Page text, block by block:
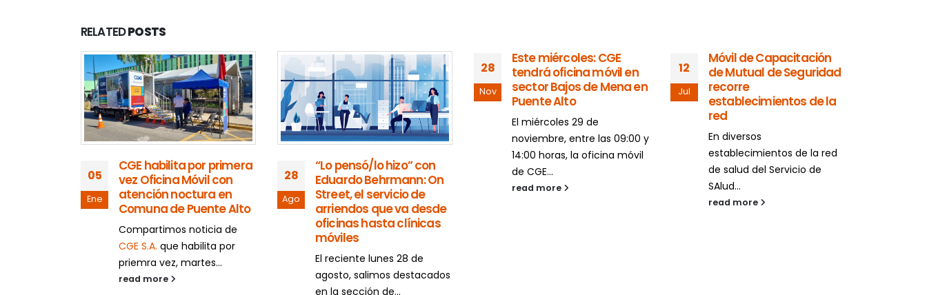
RELATEDPOSTS
05
Ene
CGE habilita por primera
vez Oficina Móvil con
atención noctura en
Comuna de Puente Alto
Compartimos noticia de
CGE S.A. que habilita por
priemra vez, martes...
read more
28
Ago
“Lo pensó/lo hizo” con
Eduardo Behrmann: On
Street, el servicio de
arriendos que va desde
oficinas hasta clínicas
móviles
El reciente lunes 28 de
agosto, salimos destacados
en la sección de...
28
Nov
Este miércoles: CGE
tendrá oficina móvil en
sector Bajos de Mena en
Puente Alto
El miércoles 29 de
noviembre, entre las 09:00 y
14:00 horas, la oficina móvil
de CGE...
read more
12
Jul
Móvil de Capacitación
de Mutual de Seguridad
recorre
establecimientos de la
red
En diversos
establecimientos de la red
de salud del Servicio de
SAlud...
read more